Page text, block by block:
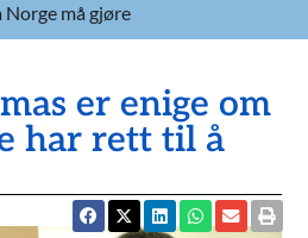
Norge må gjøre
er enige om
har rett til å